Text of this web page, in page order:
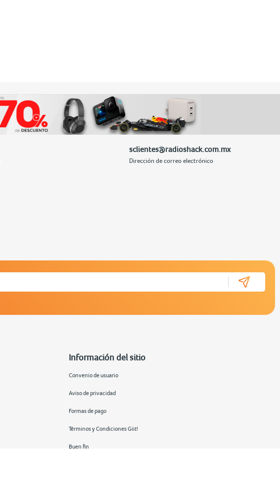
sclientes@radioshack.com.mx
Dirección de correo electrónico
Información del sitio
Convenio de usuario
Aviso de privacidad
Formas de pago
Términos y Condiciones Giit!
Buen fin